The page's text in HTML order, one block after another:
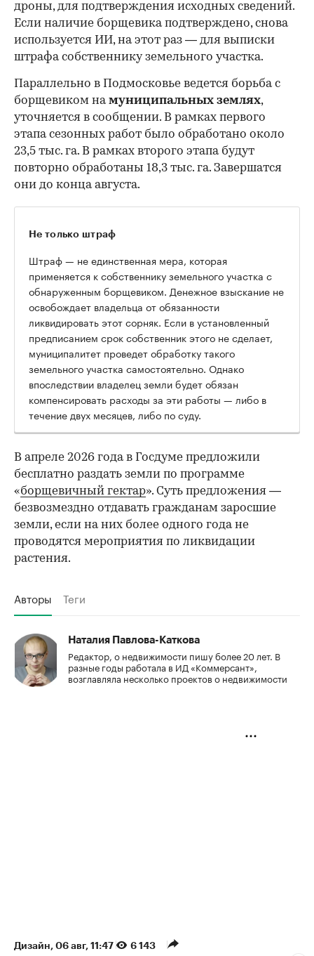
дроны, для подтверждения исходных сведений.
Если наличие борщевика подтверждено, снова
используется ИИ, на этот раз — для выписки
штрафа собственнику земельного участка.
Параллельно в Подмосковье ведется борьба с
борщевиком намуниципальных землях,
уточняется в сообщении. В рамках первого
этапа сезонных работ было обработано около
23,5 тыс. га. В рамках второго этапа будут
повторно обработаны 18,3 тыс. га. Завершатся
они до конца августа.
Не только штраф
Штраф — не единственная мера, которая
применяется к собственнику земельного участка с
обнаруженным борщевиком. Денежное взыскание не
освобождает владельца от обязанности
ликвидировать этот сорняк. Если в установленный
предписанием срок собственник этого не сделает,
муниципалитет проведет обработку такого
земельного участка самостоятельно. Однако
впоследствии владелец земли будет обязан
компенсировать расходы за эти работы — либо в
течение двух месяцев, либо по суду.
В апреле 2026 года в Госдуме предложили
бесплатно раздать земли по программе
«борщевичный гектар». Суть предложения —
безвозмездно отдавать гражданам заросшие
земли, если на них более одного года не
проводятся мероприятия по ликвидации
растения.
Авторы Теги
Наталия Павлова-Каткова
Редактор, о недвижимости пишу более 20 лет. В
разные годы работала в ИД «Коммерсант»,
возглавляла несколько проектов о недвижимости
Дизайн⁠, 06 авг, 11:47 6 143